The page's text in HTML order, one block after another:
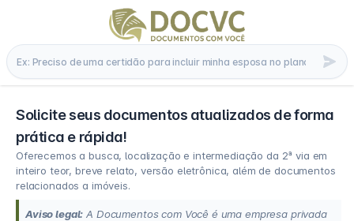
Solicite seus documentos atualizados de forma
prática e rápida!
Oferecemos a busca, localização e intermediação da 2ª via em
inteiro teor, breve relato, versão eletrônica, além de documentos
relacionados a imóveis.
Aviso legal: A Documentos com Você é uma empresa privada